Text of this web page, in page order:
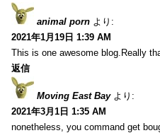
animal porn より:
2021年1月19日 1:39 AM
This is one awesome blog.Really
返信
Moving East Bay より:
2021年3月1日 1:35 AM
nonetheless, you command get